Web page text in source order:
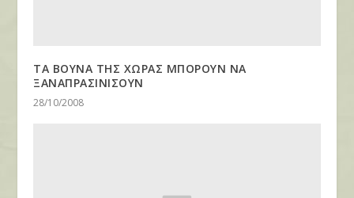
ΤΑ ΒΟΥΝΑ ΤΗΣ ΧΩΡΑΣ ΜΠΟΡΟΥΝ ΝΑ
ΞΑΝΑΠΡΑΣΙΝΙΣΟΥΝ
28/10/2008